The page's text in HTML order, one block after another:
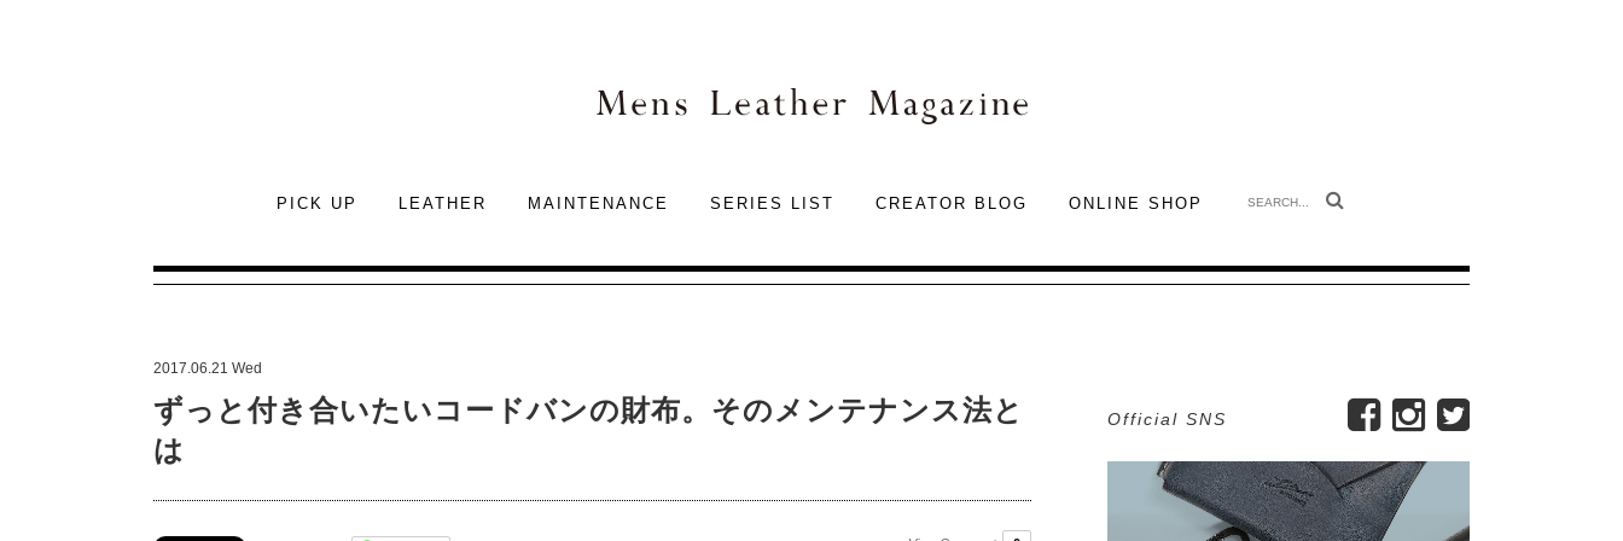
Mens Leather Magazine
PICK UP LEATHER MAINTENANCE SERIES LIST CREATOR BLOG ONLINE SHOP
2017.06.21 Wed
ずっと付き合いたいコードバンの財布。そのメンテナンス法と
は
Official SNS